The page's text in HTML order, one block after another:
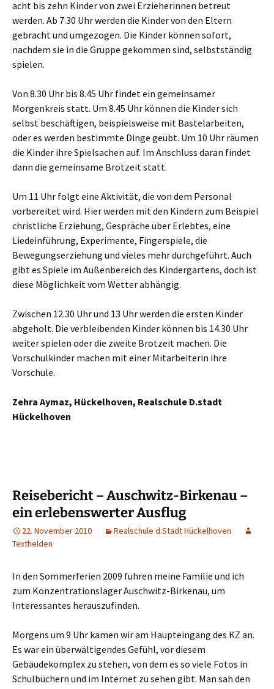
acht bis zehn Kinder von zwei Erzieherinnen betreut
werden. Ab 7.30 Uhr werden die Kinder von den Eltern
gebracht und umgezogen. Die Kinder können sofort,
nachdem sie in die Gruppe gekommen sind, selbstständig
spielen.
Von 8.30 Uhr bis 8.45 Uhr findet ein gemeinsamer
Morgenkreis statt. Um 8.45 Uhr können die Kinder sich
selbst beschäftigen, beispielsweise mit Bastelarbeiten,
oder es werden bestimmte Dinge geübt. Um 10 Uhr räumen
die Kinder ihre Spielsachen auf. Im Anschluss daran findet
dann die gemeinsame Brotzeit statt.
Um 11 Uhr folgt eine Aktivität, die von dem Personal
vorbereitet wird. Hier werden mit den Kindern zum Beispiel
christliche Erziehung, Gespräche über Erlebtes, eine
Liedeinführung, Experimente, Fingerspiele, die
Bewegungserziehung und vieles mehr durchgeführt. Auch
gibt es Spiele im Außenbereich des Kindergartens, doch ist
diese Möglichkeit vom Wetter abhängig.
Zwischen 12.30 Uhr und 13 Uhr werden die ersten Kinder
abgeholt. Die verbleibenden Kinder können bis 14.30 Uhr
weiter spielen oder die zweite Brotzeit machen. Die
Vorschulkinder machen mit einer Mitarbeiterin ihre
Vorschule.
Zehra Aymaz, Hückelhoven, Realschule D.stadt
Hückelhoven
Reisebericht – Auschwitz-Birkenau –
ein erlebenswerter Ausflug
22. November 2010
Realschule d.Stadt Hückelhoven
Texthelden
In den Sommerferien 2009 fuhren meine Familie und ich
zum Konzentrationslager Auschwitz-Birkenau, um
Interessantes herauszufinden.
Morgens um 9 Uhr kamen wir am Haupteingang des KZ an.
Es war ein überwältigendes Gefühl, vor diesem
Gebäudekomplex zu stehen, von dem es so viele Fotos in
Schulbüchern und im Internet zu sehen gibt. Man sah den